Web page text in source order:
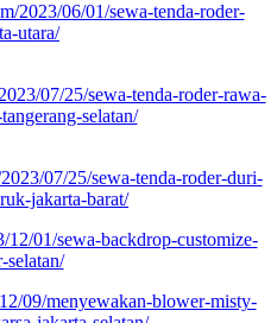
2023/06/01/sewa-tenda-roder-
utara/
07/25/sewa-tenda-roder-rawa-
selatan/
07/25/sewa-tenda-roder-duri-
jakarta-barat/
12/01/sewa-backdrop-customize-
selatan/
09/menyewakan-blower-misty-